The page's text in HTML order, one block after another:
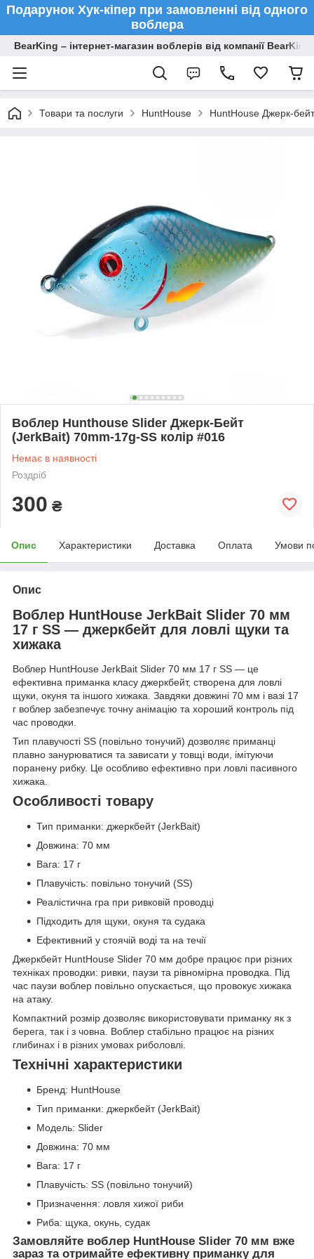
Подарунок Хук-кіпер при замовленні від одного
воблера
BearKing – інтернет-магазин воблерів від компанії BearKing
Товари та послуги HuntHouse HuntHouse Джерк-
Воблер Hunthouse Slider Джерк-Бейт
(JerkBait) 70mm-17g-SS колір #016
Немає в наявності
Роздріб
300 ₴
Опис Характеристики Доставка Оплата Умови
Опис
Воблер HuntHouse JerkBait Slider 70 мм
17 г SS — джеркбейт для ловлі щуки та
хижака
Воблер HuntHouse JerkBait Slider 70 мм 17 г SS — це
ефективна приманка класу джеркбейт, створена для ловлі
щуки, окуня та іншого хижака. Завдяки довжині 70 мм і вазі 17
г воблер забезпечує точну анімацію та хороший контроль під
час проводки.
Тип плавучості SS (повільно тонучий) дозволяє приманці
плавно занурюватися та зависати у товщі води, імітуючи
поранену рибку. Це особливо ефективно при ловлі пасивного
хижака.
Особливості товару
Тип приманки: джеркбейт (JerkBait)
Довжина: 70 мм
Вага: 17 г
Плавучість: повільно тонучий (SS)
Реалістична гра при ривковій проводці
Підходить для щуки, окуня та судака
Ефективний у стоячій воді та на течії
Джеркбейт HuntHouse Slider 70 мм добре працює при різних
техніках проводки: ривки, паузи та рівномірна проводка. Під
час паузи воблер повільно опускається, що провокує хижака
на атаку.
Компактний розмір дозволяє використовувати приманку як з
берега, так і з човна. Воблер стабільно працює на різних
глибинах і в різних умовах риболовлі.
Технічні характеристики
Бренд: HuntHouse
Тип приманки: джеркбейт (JerkBait)
Модель: Slider
Довжина: 70 мм
Вага: 17 г
Плавучість: SS (повільно тонучий)
Призначення: ловля хижої риби
Риба: щука, окунь, судак
Замовляйте воблер HuntHouse Slider 70 мм вже
зараз та отримайте ефективну приманку для